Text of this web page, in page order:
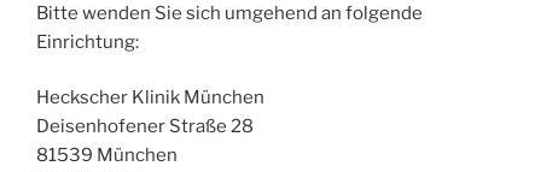
Bitte wenden Sie sich umgehend an folgende
Einrichtung:
Heckscher Klinik München
Deisenhofener Straße 28
81539 München